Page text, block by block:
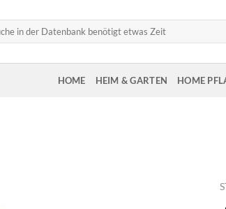
HOME HEIM & GARTEN HOME